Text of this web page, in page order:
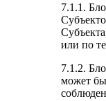
7.1.1.
или по
7.1.2.
может